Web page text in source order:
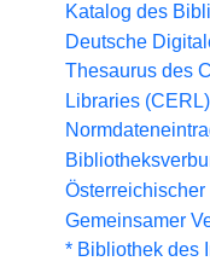
Katalog des
Deutsche
Thesaurus des
Libraries (CERL)
Gemeinsamer
* Bibliothek des